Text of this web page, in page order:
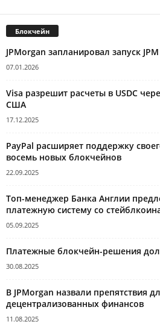
Блокчейн
JPMorgan запланировал запуск
07.01.2026
Visa разрешит расчеты в USDC
США
17.12.2025
PayPal расширяет поддержку
восемь новых блокчейнов
22.09.2025
Топ-менеджер Банка Англии
платежную систему со
05.09.2025
Платежные блокчейн-решения
30.08.2025
В JPMorgan назвали препятствия
децентрализованных финансов
11.08.2025